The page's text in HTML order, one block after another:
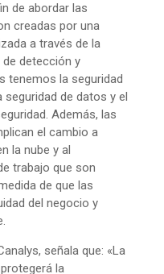
de abordar las
creadas por una
a través de la
detección y
tenemos la seguridad
de datos y el
Además, las
el cambio a
la nube y al
trabajo que son
de que las
del negocio y
señala que: «La
la